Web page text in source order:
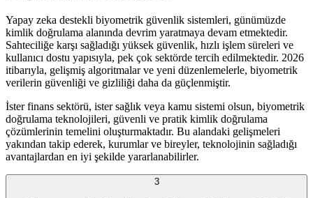
Yapay zeka destekli biyometrik güvenlik sistemleri, günümüzde
kimlik doğrulama alanında devrim yaratmaya devam etmektedir.
Sahteciliğe karşı sağladığı yüksek güvenlik, hızlı işlem süreleri ve
kullanıcı dostu yapısıyla, pek çok sektörde tercih edilmektedir. 2026
itibarıyla, gelişmiş algoritmalar ve yeni düzenlemelerle, biyometrik
verilerin güvenliği ve gizliliği daha da güçlenmiştir.
İster finans sektörü, ister sağlık veya kamu sistemi olsun, biyometrik
doğrulama teknolojileri, güvenli ve pratik kimlik doğrulama
çözümlerinin temelini oluşturmaktadır. Bu alandaki gelişmeleri
yakından takip ederek, kurumlar ve bireyler, teknolojinin sağladığı
avantajlardan en iyi şekilde yararlanabilirler.
3